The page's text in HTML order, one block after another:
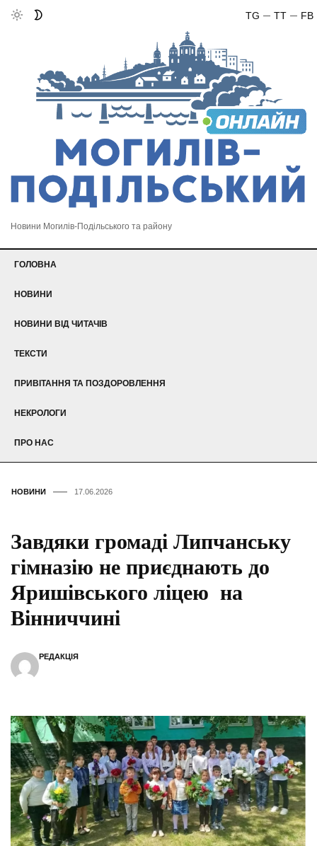
FB
TT
TG
Новини Могилів-Подільського та району
ГОЛОВНА
НОВИНИ
НОВИНИ ВІД ЧИТАЧІВ
ТЕКСТИ
ПРИВІТАННЯ ТА ПОЗДОРОВЛЕННЯ
НЕКРОЛОГИ
ПРО НАС
НОВИНИ 17.06.2026
Завдяки громаді Липчанську
гімназію не приєднають до
Яришівського ліцею на
Вінниччині
РЕДАКЦІЯ